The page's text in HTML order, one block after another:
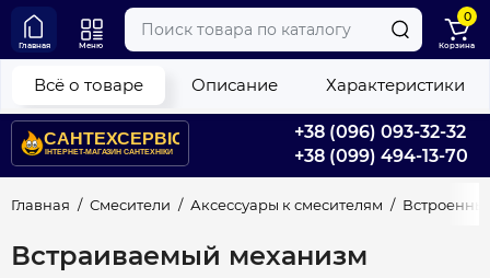
+38 (096) 093-32-32
+38 (099) 494-13-70
Главная Меню
0
Корзина
Главная Смесители Аксессуары к смесителям
Встраиваемый механизм
Всё о товаре Описание Характеристики